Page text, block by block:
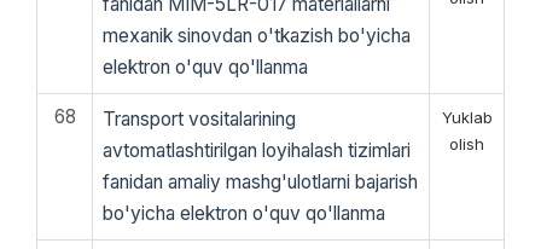
mexanik sinovdan o'tkazish bo'yicha
elektron o'quv qo'llanma
68
Transport vositalarining
avtomatlashtirilgan loyihalash tizimlari
fanidan amaliy mashg'ulotlarni bajarish
bo'yicha elektron o'quv qo'llanma
Yuklab
olish